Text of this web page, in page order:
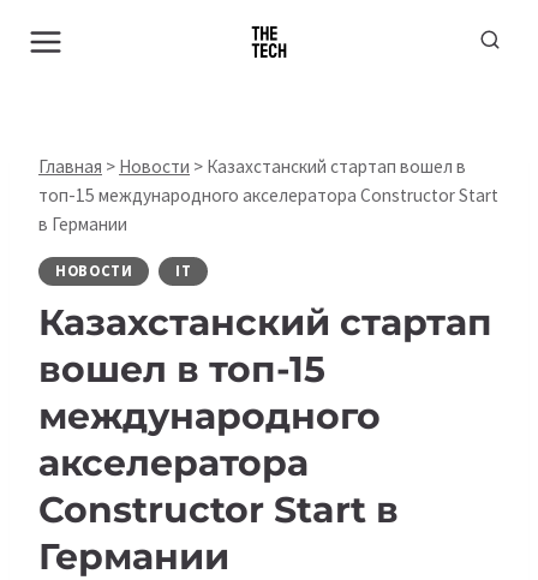
Главная > Новости > Казахстанский стартап вошел в
топ-15 международного акселератора Constructor Start
в Германии
НОВОСТИ IT
Казахстанский стартап
вошел в топ-15
международного
акселератора
Constructor Start в
Германии